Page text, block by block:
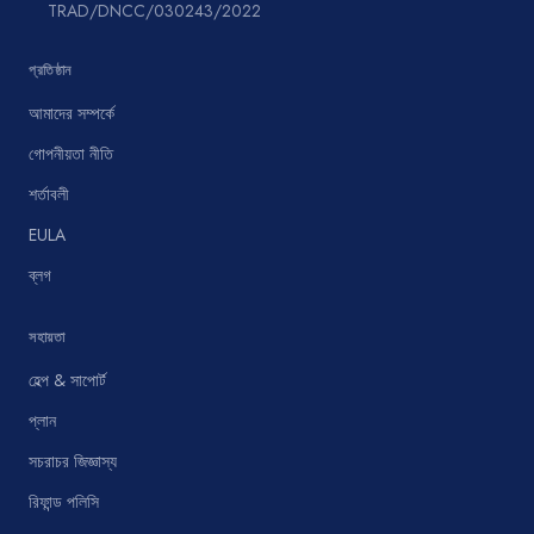
TRAD/DNCC/030243/2022
প্রতিষ্ঠান
আমাদের সম্পর্কে
গোপনীয়তা নীতি
শর্তাবলী
EULA
ব্লগ
সহায়তা
হেল্প & সাপোর্ট
প্লান
সচরাচর জিজ্ঞাস্য
রিফান্ড পলিসি